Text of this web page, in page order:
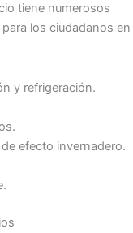
tiene numerosos
los ciudadanos en
y refrigeración.
efecto invernadero.